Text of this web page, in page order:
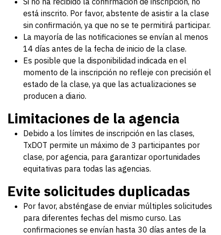
está inscrito. Por favor, abstente de asistir a la clase
sin confirmación, ya que no se te permitirá participar.
La mayoría de las notificaciones se envían al menos
14 días antes de la fecha de inicio de la clase.
Es posible que la disponibilidad indicada en el
momento de la inscripción no refleje con precisión el
estado de la clase, ya que las actualizaciones se
producen a diario.
Limitaciones de la agencia
Debido a los límites de inscripción en las clases,
TxDOT permite un máximo de 3 participantes por
clase, por agencia, para garantizar oportunidades
equitativas para todas las agencias.
Evite solicitudes duplicadas
Por favor, absténgase de enviar múltiples solicitudes
para diferentes fechas del mismo curso. Las
confirmaciones se envían hasta 30 días antes de la